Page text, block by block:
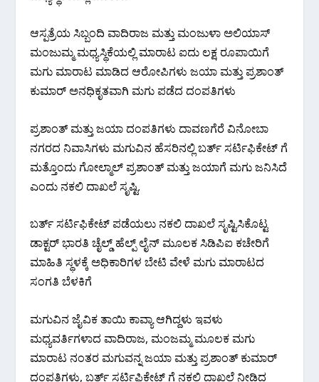
ಆಸ್ಪತ್ರೆಯ ಸಿಬ್ಬಂದಿ ವಾದಿರಾಜ ಮತ್ತು ಮಂಜುಳಾ ಅಲಿಯಾಸ್
ಮಂಜುಮ್ಮ ಮಧ್ಯಸ್ಥಿಕೆಯಲ್ಲಿ ಮಾರಾಟ ಐದು ಲಕ್ಷ ರೂಪಾಯಿಗೆ
ಮಗು ಮಾರಾಟ ಮಾಡಿದ ಆರೋಪಿಗಳು ಜಯಾ ಮತ್ತು ಪ್ರಶಾಂತ್
ಕುಮಾರ್ ಅನಧಿಕೃತವಾಗಿ ಮಗು ಪಡೆದ ದಂಪತಿಗಳು
ಪ್ರಶಾಂತ್ ಮತ್ತು ಜಯಾ ದಂಪತಿಗಳು ದಾವಣಗೆರೆ ವಿನೋಬಾ
ನಗರದ ನಿವಾಸಿಗಳು ಮಗುವಿನ ಹೆಸರಿನಲ್ಲಿ ಬರ್ತ್ ಸರ್ಟಿಫಿಕೇಟ್ ಗೆ
ಮತ್ತೊಂದು ಗೋಲ್ಮಾಲ್ ಪ್ರಶಾಂತ್ ಮತ್ತು ಜಯಾಗೆ ಮಗು ಜನಿಸಿದೆ
ಎಂದು ನಕಲಿ ದಾಖಲೆ ಸೃಷ್ಟಿ.
ಬರ್ತ್ ಸರ್ಟಿಫಿಕೇಟ್ ಪಡೆಯಲು ನಕಲಿ ದಾಖಲೆ ಸೃಷ್ಟಿಸಿಕೊಟ್ಟ
ಡಾಕ್ಟರ್ ಭಾರತಿ ಚೈಲ್ಡ್ ಹೆಲ್ಪ್ ಲೈನ್ ಮೂಲಕ ಸಿಡಿಪಿಐ ಕಚೇರಿಗೆ
ಮಾಹಿತಿ ಸ್ಥಳಕ್ಕೆ ಅಧಿಕಾರಿಗಳ ಬೇಟಿ ವೇಳೆ ಮಗು ಮಾರಾಟದ
ಸಂಗತಿ ಬೆಳಕಿಗೆ
ಮಗುವಿನ ಜೈವಿಕ ತಾಯಿ ಕಾವ್ಯಾ ಆಗಿದ್ದಳು ಇವಳು
ಮಧ್ಯವರ್ತಿಗಳಾದ ವಾದಿರಾಜ, ಮಂಜಮ್ಮ ಮೂಲಕ ಮಗು
ಮಾರಾಟ ನಂತರ ಮಗುವನ್ನ ಜಯಾ ಮತ್ತು ಪ್ರಶಾಂತ್ ಕುಮಾರ್
ದಂಪತಿಗಳು, ಬರ್ತ್ ಸರ್ಟಿಫಿಕೇಟ್ ಗೆ ನಕಲಿ ದಾಖಲೆ ನೀಡಿದ